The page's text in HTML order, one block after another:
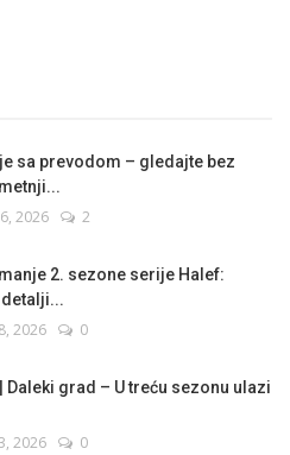
sa prevodom – gledajte bez
2026 2
2. sezone serije Halef:
2026 0
Daleki grad – U treću sezonu ulazi
2026 0